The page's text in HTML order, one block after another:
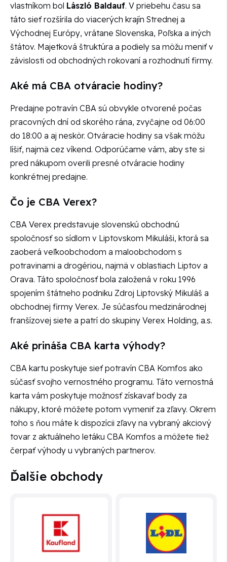
vlastníkom bol László Baldauf. V priebehu času sa
táto sieť rozšírila do viacerých krajín Strednej a
Východnej Európy, vrátane Slovenska, Poľska a iných
štátov. Majetková štruktúra a podiely sa môžu meniť v
závislosti od obchodných rokovaní a rozhodnutí firmy.
Aké má CBA otváracie hodiny?
Predajne potravín CBA sú obvykle otvorené počas
pracovných dní od skorého rána, zvyčajne od 06:00
do 18:00 a aj neskôr. Otváracie hodiny sa však môžu
líšiť, najmä cez víkend. Odporúčame vám, aby ste si
pred nákupom overili presné otváracie hodiny
konkrétnej predajne.
Čo je CBA Verex?
CBA Verex predstavuje slovenskú obchodnú
spoločnosť so sídlom v Liptovskom Mikuláši, ktorá sa
zaoberá veľkoobchodom a maloobchodom s
potravinami a drogériou, najmä v oblastiach Liptov a
Orava. Táto spoločnosť bola založená v roku 1996
spojením štátneho podniku Zdroj Liptovský Mikuláš a
obchodnej firmy Verex. Je súčasťou medzinárodnej
franšízovej siete a patrí do skupiny Verex Holding, a.s.
Aké prináša CBA karta výhody?
CBA kartu poskytuje sieť potravín CBA Komfos ako
súčasť svojho vernostného programu. Táto vernostná
karta vám poskytuje možnosť získavať body za
nákupy, ktoré môžete potom vymeniť za zľavy. Okrem
toho s ňou máte k dispozícii zľavy na vybraný akciový
tovar z aktuálneho letáku CBA Komfos a môžete tiež
čerpať výhody u vybraných partnerov.
Ďalšie obchody